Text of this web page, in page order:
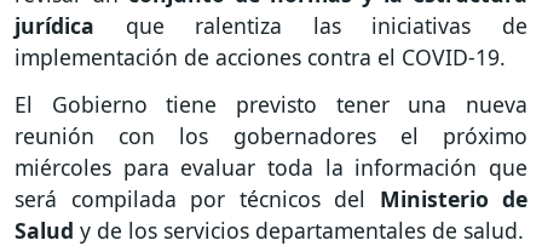
jurídica que ralentiza las iniciativas de
implementación de acciones contra el COVID-19.
El Gobierno tiene previsto tener una nueva
reunión con los gobernadores el próximo
miércoles para evaluar toda la información que
será compilada por técnicos del Ministerio de
Salud y de los servicios departamentales de salud.